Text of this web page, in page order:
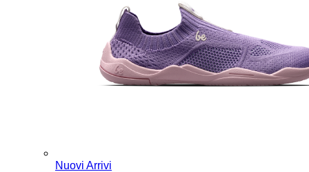
Nuovi Arrivi